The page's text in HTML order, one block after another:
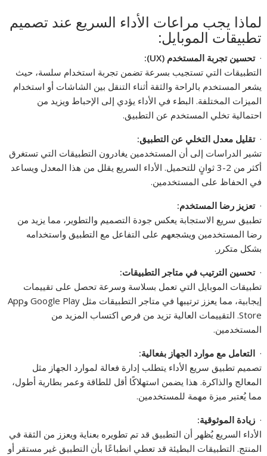
لماذا يجب مراعات الأداء السريع عند تصميم
تطبيقات الموبايل:
·تحسين تجربة المستخدم (UX):
التطبيقات التي تستجيب بسرعة تضمن تجربة استخدام سلسة، حيث
يشعر المستخدم بالراحة والثقة أثناء التنقل بين الشاشات أو استخدام
الميزات المختلفة. البطء في الأداء يؤدي إلى الإحباط ويزيد من
احتمالية تخلي المستخدم عن التطبيق.
·تقليل معدل التخلي عن التطبيق:
تشير الدراسات إلى أن المستخدمين يغادرون التطبيقات التي تستغرق
أكثر من 2-3 ثوانٍ للتحميل. الأداء السريع يقلل من هذا المعدل ويساعد
في الحفاظ على المستخدمين.
·تعزيز رضا المستخدم:
تطبيق سريع الاستجابة يعكس جودة التصميم والتطوير، مما يزيد من
رضا المستخدمين ويشجعهم على التفاعل مع التطبيق واستخدامه
بشكل متكرر.
·تحسين الترتيب في متاجر التطبيقات:
تطبيقات الموبايل التي تعمل بسلاسة وسرعة تحصل على تقييمات
إيجابية، مما يعزز ترتيبها في متاجر التطبيقات مثل Google Play وApp
Store. التقييمات العالية تزيد من فرص اكتساب المزيد من
المستخدمين.
·التعامل مع موارد الجهاز بفعالية:
تصميم تطبيق سريع الأداء يتطلب إدارة فعالة لموارد الجهاز مثل
المعالج والذاكرة. هذا يضمن استهلاكًا أقل للطاقة وعمر بطارية أطول،
مما يُعتبر ميزة مهمة للمستخدمين.
·زيادة الموثوقية:
الأداء السريع يُظهر أن التطبيق قد تم تطويره بعناية ويعزز من الثقة في
المنتج. التطبيقات البطيئة قد تعطي انطباعًا بأن التطبيق غير مستقر أو